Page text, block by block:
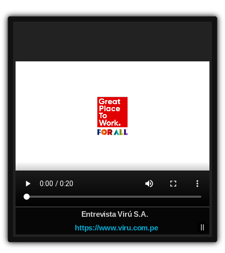
Entrevista Virú S.A.
https://www.viru.com.pe